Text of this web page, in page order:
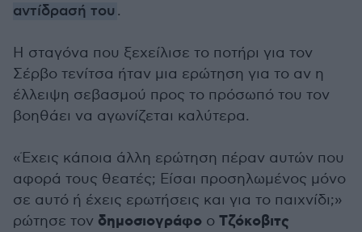
αντίδρασή του .
Η σταγόνα που ξεχείλισε το ποτήρι για τον
Σέρβο τενίτσα ήταν μια ερώτηση για το αν η
έλλειψη σεβασμού προς το πρόσωπό του τον
βοηθάει να αγωνίζεται καλύτερα.
«Έχεις κάποια άλλη ερώτηση πέραν αυτών που
αφορά τους θεατές; Είσαι προσηλωμένος μόνο
σε αυτό ή έχεις ερωτήσεις και για το παιχνίδι;»
ρώτησε τον δημοσιογράφο ο Τζόκοβιτς